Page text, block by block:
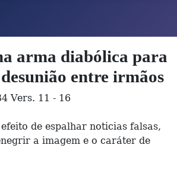
arma diabólica para
entre irmãos
Vers. 11 - 16
de espalhar noticias falsas,
a imagem e o caráter de